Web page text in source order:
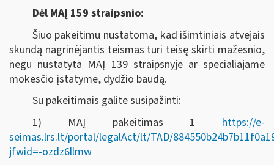
Dėl MAĮ 159 straipsnio:
Šiuo pakeitimu nustatoma, kad išimtiniais atvejais
skundą nagrinėjantis teismas turi teisę skirti mažesnio,
negu nustatyta MAĮ 139 straipsnyje ar specialiajame
mokesčio įstatyme, dydžio baudą.
Su pakeitimais galite susipažinti:
1) MAĮ pakeitimas 1 https://e-
seimas.lrs.lt/portal/legalAct/lt/TAD/
jfwid=-ozdz6llmw